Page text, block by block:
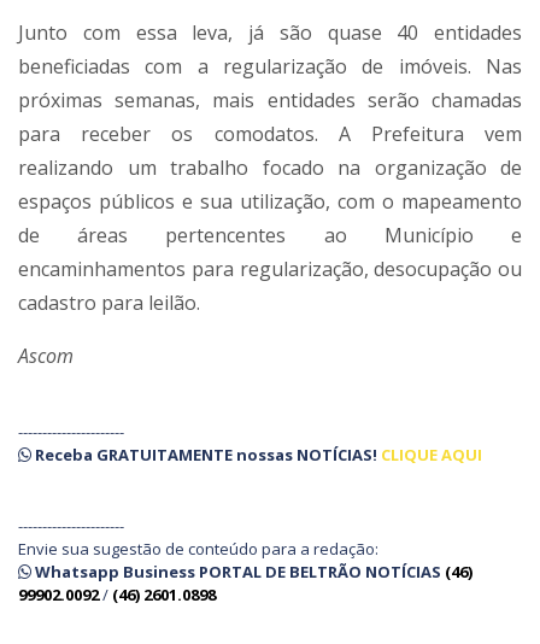
Junto com essa leva, já são quase 40 entidades
beneficiadas com a regularização de imóveis. Nas
próximas semanas, mais entidades serão chamadas
para receber os comodatos. A Prefeitura vem
realizando um trabalho focado na organização de
espaços públicos e sua utilização, com o mapeamento
de áreas pertencentes ao Município e
encaminhamentos para regularização, desocupação ou
cadastro para leilão.
Ascom
----------------------
Receba GRATUITAMENTE nossas NOTÍCIAS! CLIQUE AQUI
----------------------
Envie sua sugestão de conteúdo para a redação:
Whatsapp Business PORTAL DE BELTRÃO NOTÍCIAS (46)
99902.0092/ (46) 2601.0898